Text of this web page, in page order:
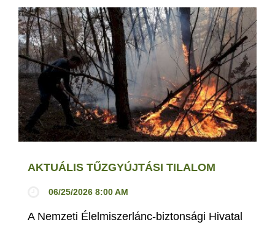
AKTUÁLIS TŰZGYÚJTÁSI TILALOM
06/25/2026 8:00 AM
A Nemzeti Élelmiszerlánc-biztonsági Hivatal